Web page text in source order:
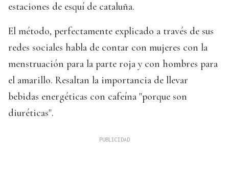
estaciones de esquí de cataluña.
El método, perfectamente explicado a través de sus
redes sociales habla de contar con mujeres con la
menstruación para la parte roja y con hombres para
el amarillo. Resaltan la importancia de llevar
bebidas energéticas con cafeína "porque son
diuréticas".